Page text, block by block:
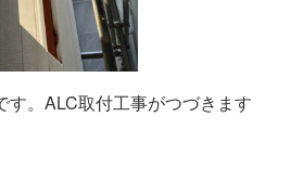
す。ALC取付工事がつづきます